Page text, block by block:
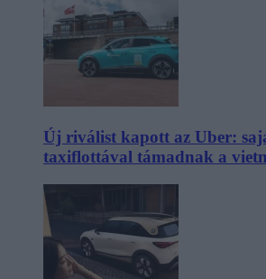
Új riválist kapott az Uber:
taxiflottával támadnak a